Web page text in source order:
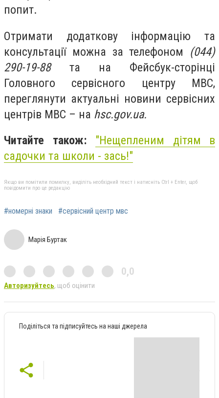
попит.
Отримати додаткову інформацію та
консультації можна за телефоном (044)
290-19-88та на Фейсбук-сторінці
Головного сервісного центру МВС,
переглянути актуальні новини сервісних
центрів MBC – на hsc.gov.ua.
Читайте також: "Нещепленим дітям в
садочки та школи - зась!"
Якщо ви помітили помилку, виділіть необхідний текст і натисніть Ctrl + Enter, щоб
повідомити про це редакцію
#номерні знаки #сервісний центр мвс
Марія Буртак
0,0
Авторизуйтесь, щоб оцінити
Поділіться та підписуйтесь на наші джерела